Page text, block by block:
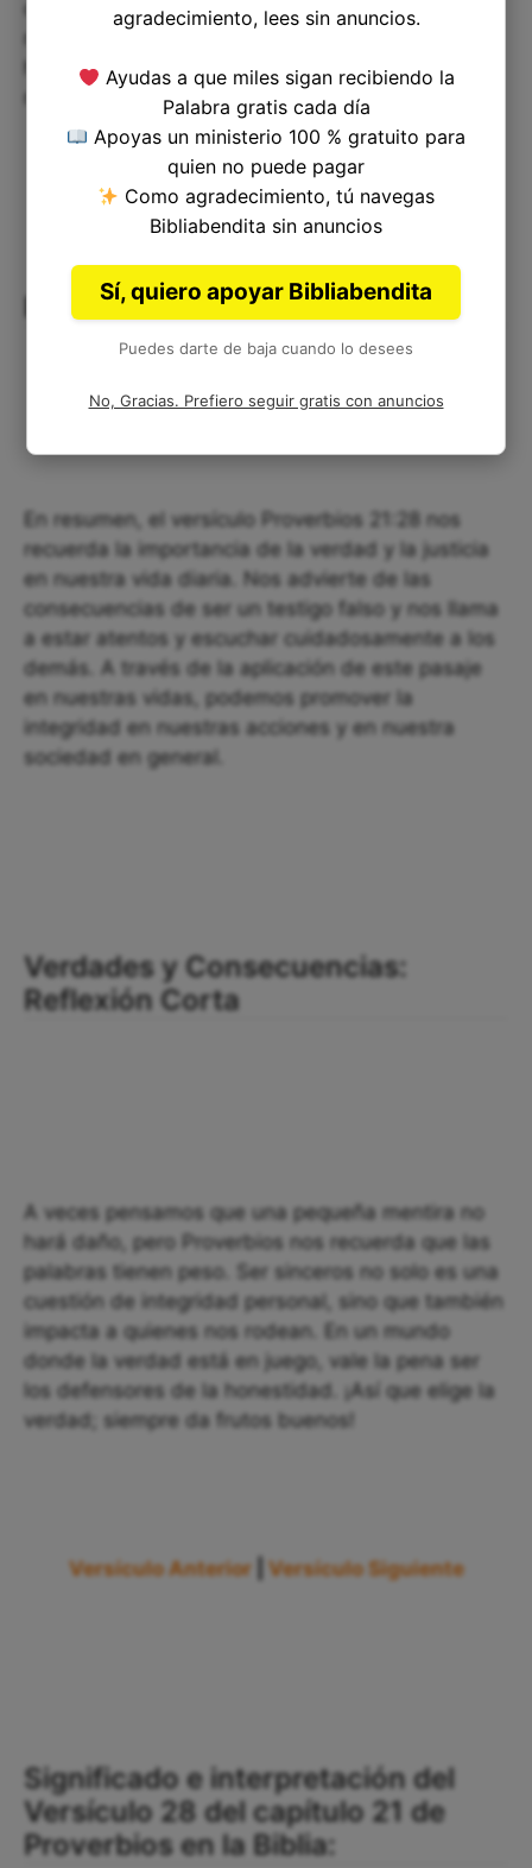
de ellas. Podemos aplicar este pasaje de varias
honestos en el trabajo hasta responder a la
mentira con la verdad.
Reflexión final
En resumen, el versículo Proverbios 21:28 nos
recuerda la importancia de la verdad y la justicia
en nuestra vida diaria. Nos advierte de las
consecuencias de ser un testigo falso y nos llama
a estar atentos y escuchar cuidadosamente a los
demás. A través de la aplicación de este pasaje
en nuestras vidas, podemos promover la
integridad en nuestras acciones y en nuestra
sociedad en general.
Verdades y Consecuencias:
Reflexión Corta
A veces pensamos que una pequeña mentira no
hará daño, pero Proverbios nos recuerda que las
palabras tienen peso. Ser sinceros no solo es una
cuestión de integridad personal, sino que también
impacta a quienes nos rodean. En un mundo
donde la verdad está en juego, vale la pena ser
los defensores de la honestidad. ¡Así que elige la
verdad; siempre da frutos buenos!
Versículo Anterior Versículo Siguiente
Significado e interpretación del
Versículo 28 del capítulo 21 de
Proverbios en la Biblia:
agradecimiento, lees sin anuncios.
Ayudas a que miles sigan recibiendo la
Palabra gratis cada día
Apoyas un ministerio 100 % gratuito para
quien no puede pagar
Como agradecimiento, tú navegas
Bibliabendita sin anuncios
Sí, quiero apoyar Bibliabendita
Puedes darte de baja cuando lo desees
No, Gracias. Prefiero seguir gratis con anuncios